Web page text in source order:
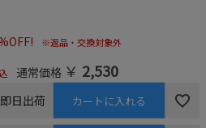
※返品・交換対象外
通常価格 ￥ 2,530
即日出荷 カートに入れる